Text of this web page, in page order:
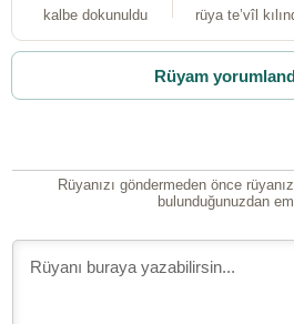
kalbe dokunuldu rüya te’vîl
Rüyam
Rüyanızı göndermeden önce
bulunduğunuzdan